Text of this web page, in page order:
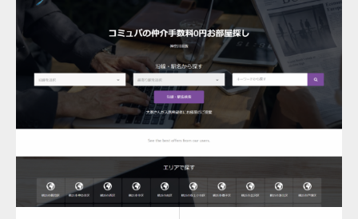
更新日： 2023.03.09
健康型有料老人ホーム
詳細 検索サイト